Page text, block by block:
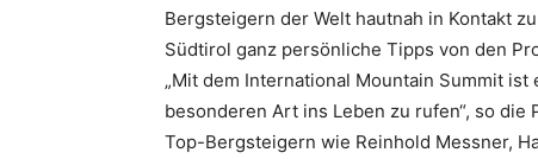
Bergsteigern der Welt hautnah in Kontakt
Südtirol ganz persönliche Tipps von den
„Mit dem International Mountain Summit
besonderen Art ins Leben zu rufen“, so
Top-Bergsteigern wie Reinhold Messner,